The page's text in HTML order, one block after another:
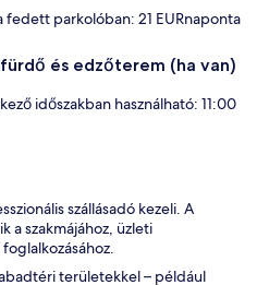
fedett parkolóban: 21 EURnaponta
és edzőterem (ha van)
időszakban használható: 11:00
szállásadó kezeli. A
a szakmájához, üzleti
területekkel – például